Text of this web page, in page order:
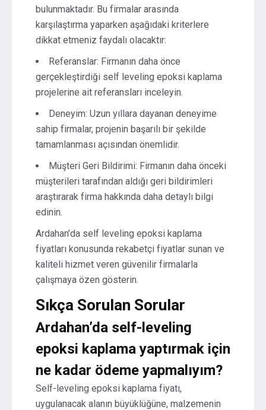
bulunmaktadır. Bu firmalar arasında
karşılaştırma yaparken aşağıdaki kriterlere
dikkat etmeniz faydalı olacaktır:
Referanslar: Firmanın daha önce
gerçekleştirdiği self leveling epoksi kaplama
projelerine ait referansları inceleyin.
Deneyim: Uzun yıllara dayanan deneyime
sahip firmalar, projenin başarılı bir şekilde
tamamlanması açısından önemlidir.
Müşteri Geri Bildirimi: Firmanın daha önceki
müşterileri tarafından aldığı geri bildirimleri
araştırarak firma hakkında daha detaylı bilgi
edinin.
Ardahan’da self leveling epoksi kaplama
fiyatları konusunda rekabetçi fiyatlar sunan ve
kaliteli hizmet veren güvenilir firmalarla
çalışmaya özen gösterin.
Sıkça Sorulan Sorular
Ardahan’da self-leveling
epoksi kaplama yaptırmak için
ne kadar ödeme yapmalıyım?
Self-leveling epoksi kaplama fiyatı,
uygulanacak alanın büyüklüğüne, malzemenin